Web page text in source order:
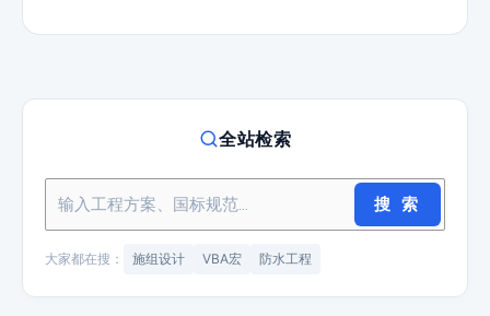
全站检索
搜 索
大家都在搜： 施组设计 VBA宏 防水工程